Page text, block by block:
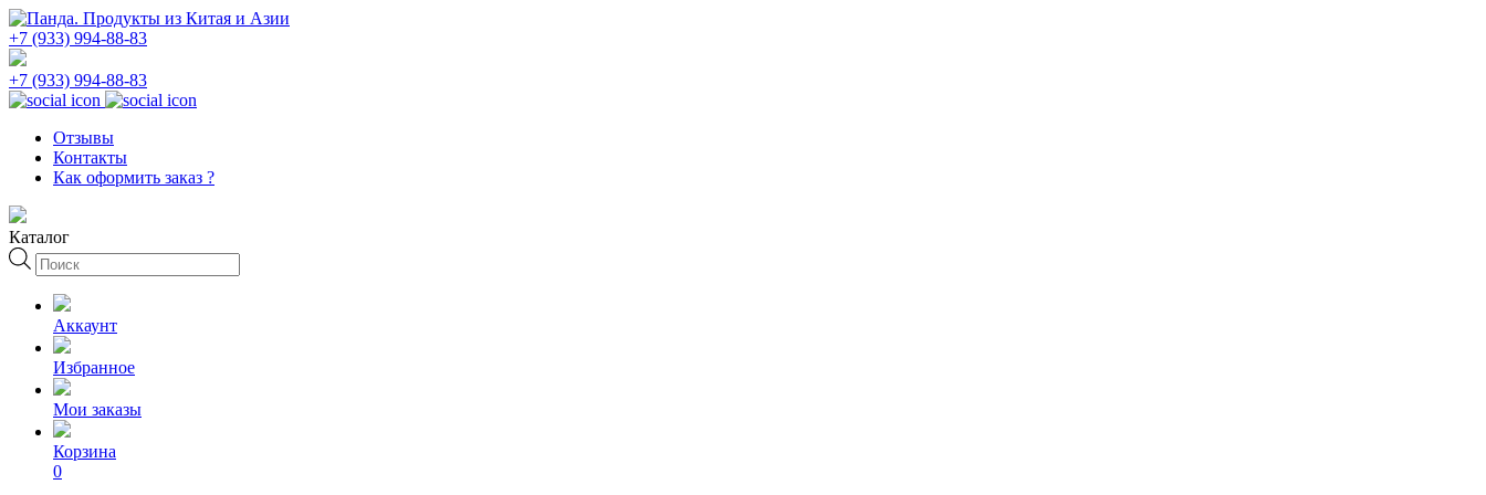
+7 (933) 994-88-83
+7 (933) 994-88-83
Отзывы
Контакты
Как оформить заказ ?
Каталог
Поиск
товаров
Аккаунт
Избранное
Мои заказы
Корзина
0